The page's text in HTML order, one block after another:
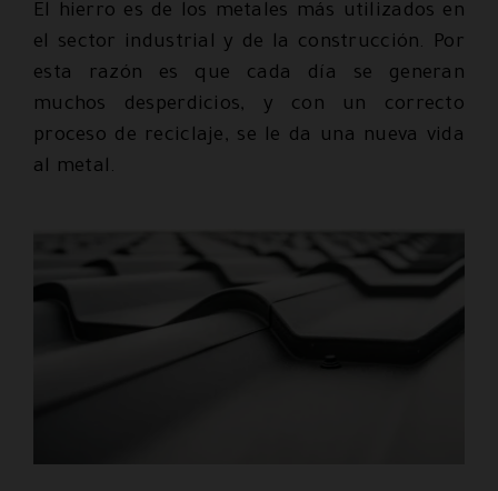
El hierro es de los metales más utilizados en
el sector industrial y de la construcción. Por
esta razón es que cada día se generan
muchos desperdicios, y con un correcto
proceso de reciclaje, se le da una nueva vida
al metal.